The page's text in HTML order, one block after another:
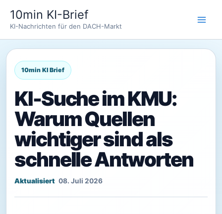
Inhalt
springen
10min KI-Brief
KI-Nachrichten für den DACH-Markt
KI-Suche im KMU:
Warum Quellen
wichtiger sind als
schnelle Antworten
08. Juli 2026